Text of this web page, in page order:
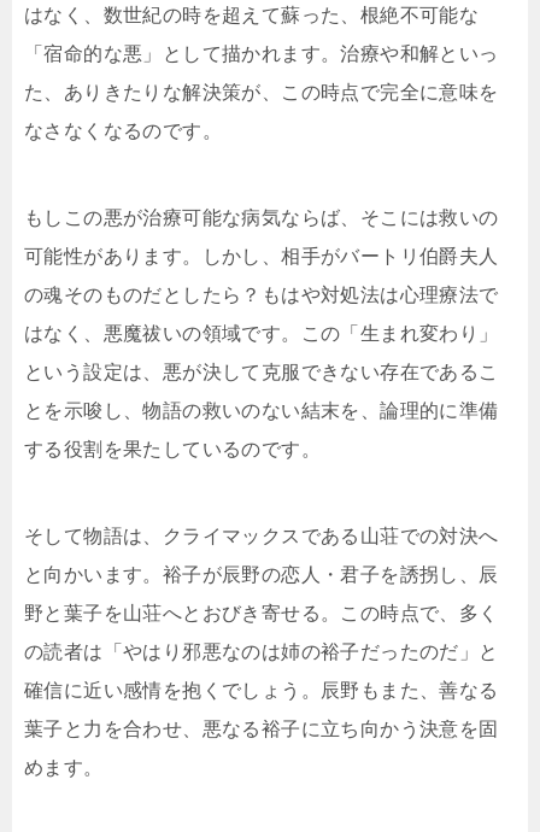
はなく、数世紀の時を超えて蘇った、根絶不可能な
「宿命的な悪」として描かれます。治療や和解といっ
た、ありきたりな解決策が、この時点で完全に意味を
なさなくなるのです。
もしこの悪が治療可能な病気ならば、そこには救いの
可能性があります。しかし、相手がバートリ伯爵夫人
の魂そのものだとしたら？もはや対処法は心理療法で
はなく、悪魔祓いの領域です。この「生まれ変わり」
という設定は、悪が決して克服できない存在であるこ
とを示唆し、物語の救いのない結末を、論理的に準備
する役割を果たしているのです。
そして物語は、クライマックスである山荘での対決へ
と向かいます。裕子が辰野の恋人・君子を誘拐し、辰
野と葉子を山荘へとおびき寄せる。この時点で、多く
の読者は「やはり邪悪なのは姉の裕子だったのだ」と
確信に近い感情を抱くでしょう。辰野もまた、善なる
葉子と力を合わせ、悪なる裕子に立ち向かう決意を固
めます。